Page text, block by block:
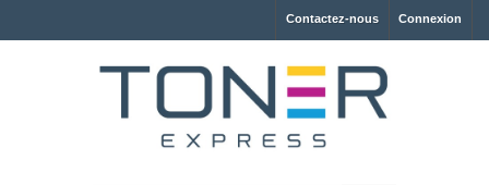
Connexion
Contactez-nous